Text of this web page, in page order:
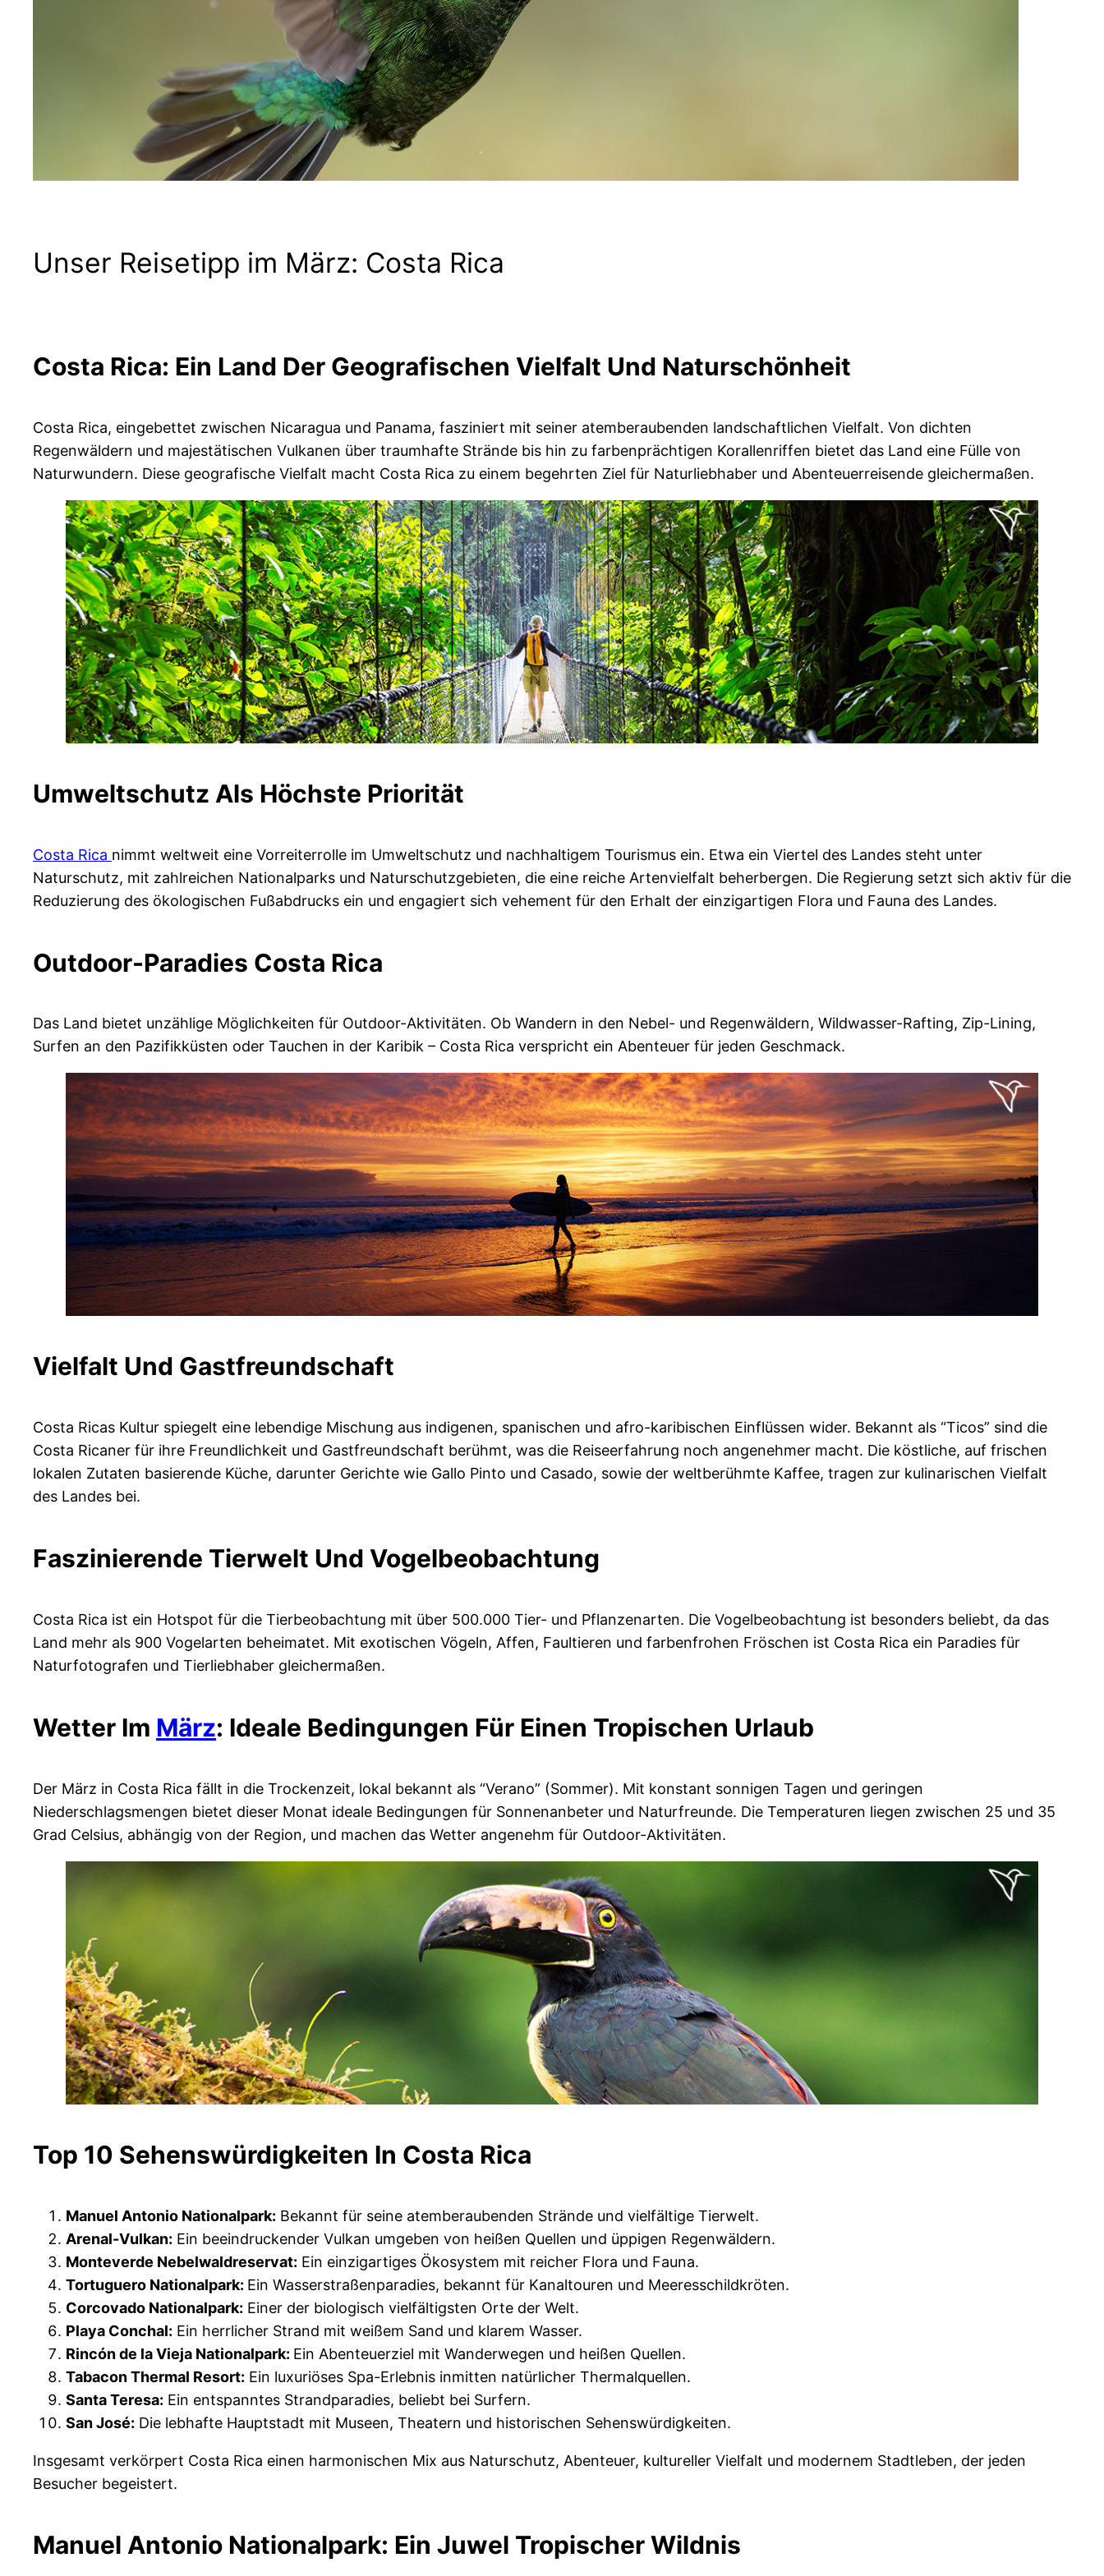
Unser Reisetipp im März: Costa Rica
Costa Rica: Ein Land Der Geografischen Vielfalt Und Naturschönheit
Costa Rica, eingebettet zwischen Nicaragua und Panama, fasziniert mit seiner atemberaubenden landschaftlichen Vielfalt. Von dichten
Regenwäldern und majestätischen Vulkanen über traumhafte Strände bis hin zu farbenprächtigen Korallenriffen bietet das Land eine Fülle von
Naturwundern. Diese geografische Vielfalt macht Costa Rica zu einem begehrten Ziel für Naturliebhaber und Abenteuerreisende gleichermaßen.
Umweltschutz Als Höchste Priorität
Costa Rica nimmt weltweit eine Vorreiterrolle im Umweltschutz und nachhaltigem Tourismus ein. Etwa ein Viertel des Landes steht unter
Naturschutz, mit zahlreichen Nationalparks und Naturschutzgebieten, die eine reiche Artenvielfalt beherbergen. Die Regierung setzt sich aktiv für die
Reduzierung des ökologischen Fußabdrucks ein und engagiert sich vehement für den Erhalt der einzigartigen Flora und Fauna des Landes.
Outdoor-Paradies Costa Rica
Das Land bietet unzählige Möglichkeiten für Outdoor-Aktivitäten. Ob Wandern in den Nebel- und Regenwäldern, Wildwasser-Rafting, Zip-Lining,
Surfen an den Pazifikküsten oder Tauchen in der Karibik – Costa Rica verspricht ein Abenteuer für jeden Geschmack.
Vielfalt Und Gastfreundschaft
Costa Ricas Kultur spiegelt eine lebendige Mischung aus indigenen, spanischen und afro-karibischen Einflüssen wider. Bekannt als “Ticos” sind die
Costa Ricaner für ihre Freundlichkeit und Gastfreundschaft berühmt, was die Reiseerfahrung noch angenehmer macht. Die köstliche, auf frischen
lokalen Zutaten basierende Küche, darunter Gerichte wie Gallo Pinto und Casado, sowie der weltberühmte Kaffee, tragen zur kulinarischen Vielfalt
des Landes bei.
Faszinierende Tierwelt Und Vogelbeobachtung
Costa Rica ist ein Hotspot für die Tierbeobachtung mit über 500.000 Tier- und Pflanzenarten. Die Vogelbeobachtung ist besonders beliebt, da das
Land mehr als 900 Vogelarten beheimatet. Mit exotischen Vögeln, Affen, Faultieren und farbenfrohen Fröschen ist Costa Rica ein Paradies für
Naturfotografen und Tierliebhaber gleichermaßen.
Wetter Im März: Ideale Bedingungen Für Einen Tropischen Urlaub
Der März in Costa Rica fällt in die Trockenzeit, lokal bekannt als “Verano” (Sommer). Mit konstant sonnigen Tagen und geringen
Niederschlagsmengen bietet dieser Monat ideale Bedingungen für Sonnenanbeter und Naturfreunde. Die Temperaturen liegen zwischen 25 und 35
Grad Celsius, abhängig von der Region, und machen das Wetter angenehm für Outdoor-Aktivitäten.
Top 10 Sehenswürdigkeiten In Costa Rica
Manuel Antonio Nationalpark: Bekannt für seine atemberaubenden Strände und vielfältige Tierwelt.
Arenal-Vulkan: Ein beeindruckender Vulkan umgeben von heißen Quellen und üppigen Regenwäldern.
Monteverde Nebelwaldreservat: Ein einzigartiges Ökosystem mit reicher Flora und Fauna.
Tortuguero Nationalpark: Ein Wasserstraßenparadies, bekannt für Kanaltouren und Meeresschildkröten.
Corcovado Nationalpark: Einer der biologisch vielfältigsten Orte der Welt.
Playa Conchal: Ein herrlicher Strand mit weißem Sand und klarem Wasser.
Rincón de la Vieja Nationalpark: Ein Abenteuerziel mit Wanderwegen und heißen Quellen.
Tabacon Thermal Resort: Ein luxuriöses Spa-Erlebnis inmitten natürlicher Thermalquellen.
Santa Teresa: Ein entspanntes Strandparadies, beliebt bei Surfern.
San José: Die lebhafte Hauptstadt mit Museen, Theatern und historischen Sehenswürdigkeiten.
Insgesamt verkörpert Costa Rica einen harmonischen Mix aus Naturschutz, Abenteuer, kultureller Vielfalt und modernem Stadtleben, der jeden
Besucher begeistert.
Manuel Antonio Nationalpark: Ein Juwel Tropischer Wildnis